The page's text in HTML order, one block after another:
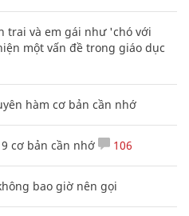
trai và em gái như 'chó với
một vấn đề trong giáo dục
hàm cơ bản cần nhớ
cơ bản cần nhớ 106
bao giờ nên gọi